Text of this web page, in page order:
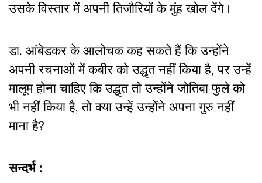
उसके विस्तार में अपनी तिजौरियों के मुंह खोल देंगे।
डा. आंबेडकर के आलोचक कह सकते हैं कि उन्होंने
अपनी रचनाओं में कबीर को उद्धृत नहीं किया है, पर उन्हें
मालूम होना चाहिए कि उद्धृत तो उन्होंने जोतिबा फुले को
भी नहीं किया है, तो क्या उन्हें उन्होंने अपना गुरु नहीं
माना है?
सन्दर्भ :